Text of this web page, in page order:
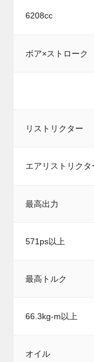
6208cc
ボア×ストローク
リストリクター
エアリストリクタ
最高出力
571ps以上
最高トルク
66.3kg-m以上
オイル